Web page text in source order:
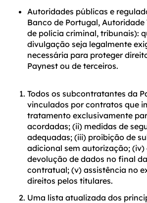
Autoridades públicas e
Banco de Portugal,
de polícia criminal, tribunais):
divulgação seja legalmente
necessária para proteger
Paynest ou de terceiros.
Todos os subcontratantes da
vinculados por contratos que
tratamento exclusivamente
acordadas; (ii) medidas de
adequadas; (iii) proibição de
adicional sem autorização;
devolução de dados no final
contratual; (v) assistência no
direitos pelos titulares.
Uma lista atualizada dos